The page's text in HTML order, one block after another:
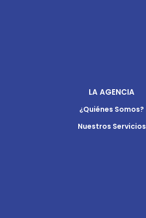
LA AGENCIA
¿Quiénes Somos?
Nuestros Servicios